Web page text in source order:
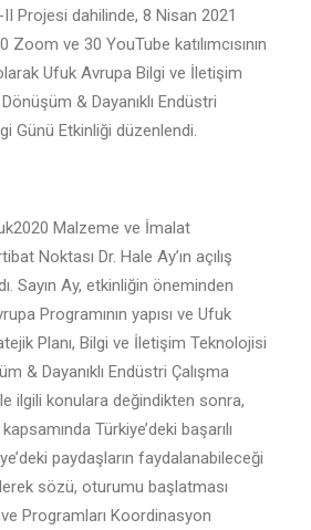
Projesi dahilinde, 8 Nisan 2021
Zoom ve 30 YouTube katılımcısının
Ufuk Avrupa Bilgi ve İletişim
& Dayanıklı Endüstri
Günü Etkinliği düzenlendi.
Malzeme ve İmalat
Noktası Dr. Hale Ay’ın açılış
Sayın Ay, etkinliğin öneminden
Programının yapısı ve Ufuk
Planı, Bilgi ve İletişim Teknolojisi
& Dayanıklı Endüstri Çalışma
ilgili konulara değindikten sonra,
Türkiye’deki başarılı
paydaşların faydalanabileceği
sözü, oturumu başlatması
Programları Koordinasyon